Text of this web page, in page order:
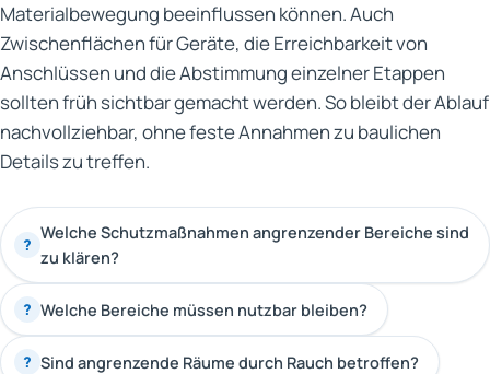
Materialbewegung beeinflussen können. Auch
Zwischenflächen für Geräte, die Erreichbarkeit von
Anschlüssen und die Abstimmung einzelner Etappen
sollten früh sichtbar gemacht werden. So bleibt der Ablauf
nachvollziehbar, ohne feste Annahmen zu baulichen
Details zu treffen.
?
Welche Schutzmaßnahmen angrenzender Bereiche sind
zu klären?
? Welche Bereiche müssen nutzbar bleiben?
? Sind angrenzende Räume durch Rauch betroffen?